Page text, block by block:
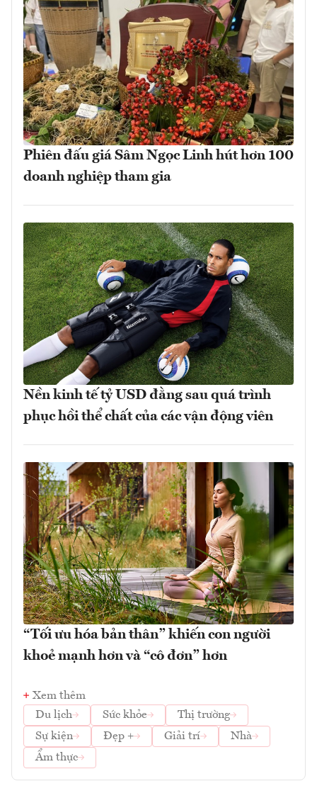
Phiên đấu giá Sâm Ngọc Linh hút hơn 100
doanh nghiệp tham gia
Nền kinh tế tỷ USD đằng sau quá trình
phục hồi thể chất của các vận động viên
“Tối ưu hóa bản thân” khiến con người
khoẻ mạnh hơn và “cô đơn” hơn
Xem thêm
Du lịch
Sức khỏe
Thị trường
Sự kiện
Đẹp + Giải trí
Nhà
Ẩm thực